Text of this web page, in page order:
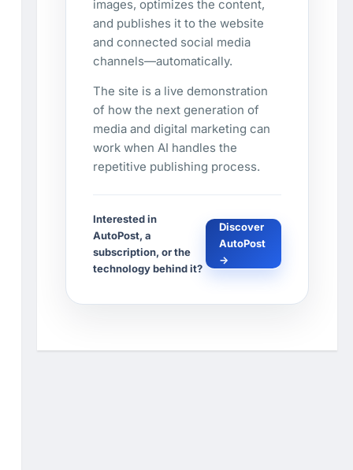
images, optimizes the content,
and publishes it to the website
and connected social media
channels—automatically.
The site is a live demonstration
of how the next generation of
media and digital marketing can
work when AI handles the
repetitive publishing process.
Interested in
AutoPost, a
subscription, or the
technology behind it?
Discover
AutoPost
→